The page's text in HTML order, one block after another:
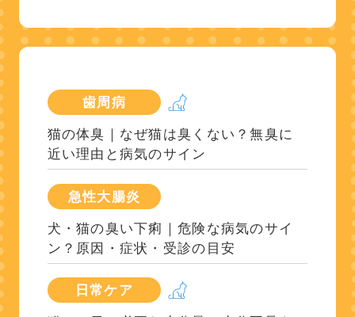
歯周病
猫の体臭｜なぜ猫は臭くない？無臭に
近い理由と病気のサイン
急性大腸炎
犬・猫の臭い下痢｜危険な病気のサイ
ン？原因・症状・受診の目安
日常ケア